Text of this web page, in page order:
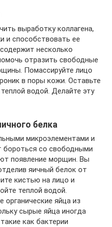
выработку коллагена,
и способствовать ее
несколько
отразить свободные
Помассируйте лицо
в поры кожи. Оставьте
водой. Делайте эту
белка
микроэлементами и
со свободными
появление морщин. Вы
яичный белок от
кистью на лицо и
теплой водой.
органические яйца из
сырые яйца иногда
как бактерии